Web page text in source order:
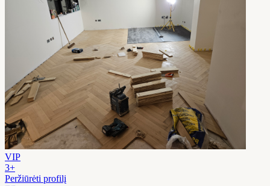
VIP
3+
Peržiūrėti profilį